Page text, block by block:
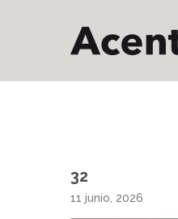
32
11 junio, 2026